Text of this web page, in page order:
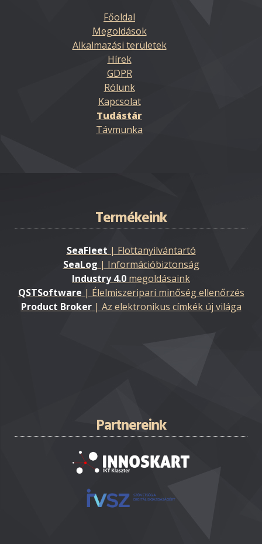
Főoldal
Megoldások
Alkalmazási területek
Hírek
GDPR
Rólunk
Kapcsolat
Tudástár
Távmunka
Termékeink
SeaFleet | Flottanyilvántartó
SeaLog | Információbiztonság
Industry 4.0 megoldásaink
QSTSoftware | Élelmiszeripari minőség ellenőrzés
Product Broker| Az elektronikus címkék új világa
Partnereink